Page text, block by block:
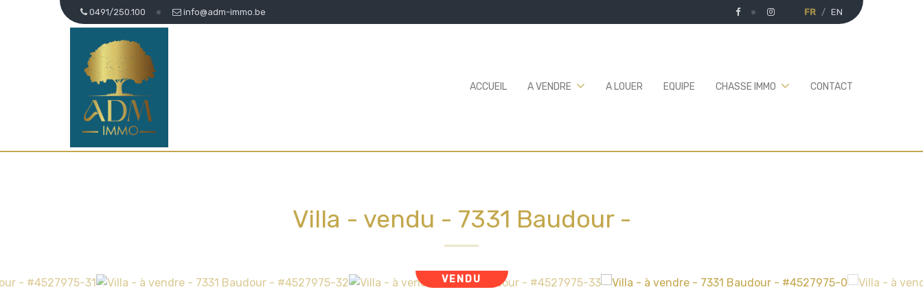
0491/250.100 info@adm-immo.be FR EN
ACCUEIL A VENDRE A LOUER EQUIPE CHASSE IMMO CONTACT
Villa - vendu - 7331 Baudour -
VENDU